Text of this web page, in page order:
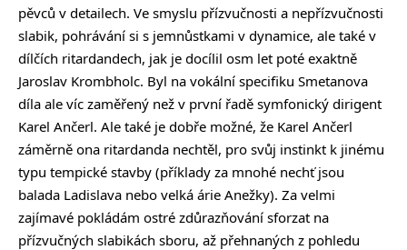
pěvců v detailech. Ve smyslu přízvučnosti a nepřízvučnosti
slabik, pohrávání si s jemnůstkami v dynamice, ale také v
dílčích ritardandech, jak je docílil osm let poté exaktně
Jaroslav Krombholc. Byl na vokální specifiku Smetanova
díla ale víc zaměřený než v první řadě symfonický dirigent
Karel Ančerl. Ale také je dobře možné, že Karel Ančerl
záměrně ona ritardanda nechtěl, pro svůj instinkt k jinému
typu tempické stavby (příklady za mnohé nechť jsou
balada Ladislava nebo velká árie Anežky). Za velmi
zajímavé pokládám ostré zdůrazňování sforzat na
přízvučných slabikách sboru, až přehnaných z pohledu